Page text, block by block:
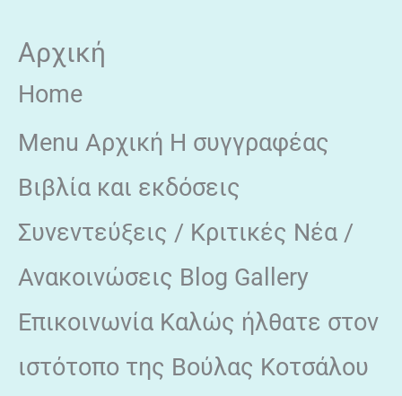
content
Αρχική
Home
Menu Αρχική Η συγγραφέας
Βιβλία και εκδόσεις
Συνεντεύξεις / Κριτικές Νέα /
Ανακοινώσεις Blog Gallery
Επικοινωνία Καλώς ήλθατε στον
ιστότοπο της Βούλας Κοτσάλου